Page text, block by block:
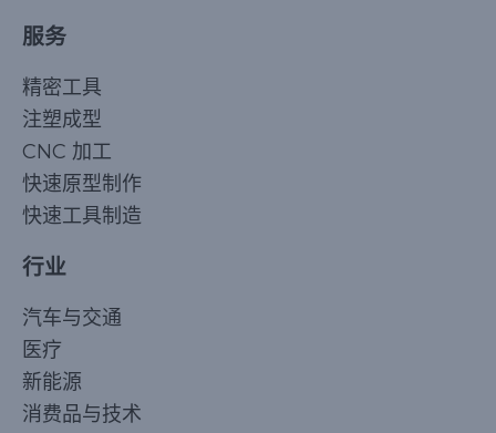
服务
精密工具
注塑成型
CNC 加工
快速原型制作
快速工具制造
行业
汽车与交通
医疗
新能源
消费品与技术